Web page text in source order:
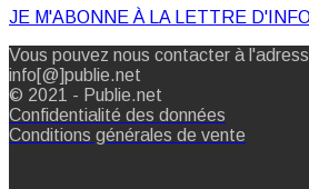
JE M'ABONNE À LA LETTRE
Vous pouvez nous contacter à
info[@]publie.net
© 2021 - Publie.net
Confidentialité des données
Conditions générales de vente